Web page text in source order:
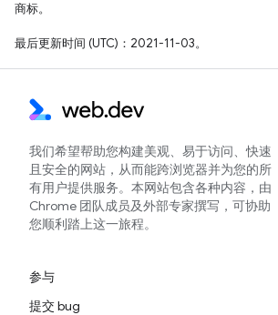
商标。
最后更新时间 (UTC)：2021-11-03。
我们希望帮助您构建美观、易于访问、快速
且安全的网站，从而能跨浏览器并为您的所
有用户提供服务。本网站包含各种内容，由
Chrome 团队成员及外部专家撰写，可协助
您顺利踏上这一旅程。
参与
提交 bug